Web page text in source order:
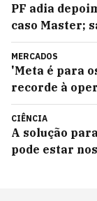
PF adia
caso Master;
MERCADOS
'Meta é para
recorde à
CIÊNCIA
A solução
pode estar